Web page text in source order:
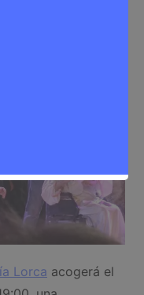
Lorca acogerá el